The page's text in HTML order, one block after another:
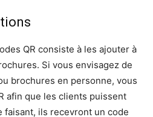
QR consiste à les ajouter à
Si vous envisagez de
brochures en personne, vous
afin que les clients puissent
faisant, ils recevront un code